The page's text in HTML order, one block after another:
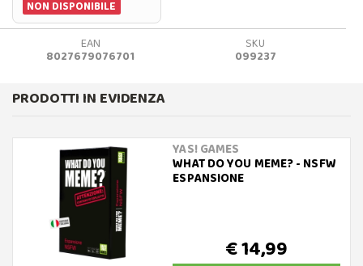
NON DISPONIBILE
EAN
8027679076701
SKU
099237
PRODOTTI IN EVIDENZA
YAS! GAMES
WHAT DO YOU MEME? - NSFW
ESPANSIONE
€ 14,99